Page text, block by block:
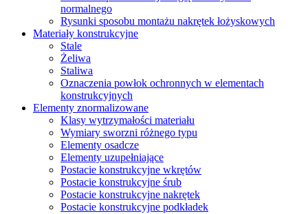
normalnego
Rysunki sposobu montażu nakrętek łożyskowych
Materiały konstrukcyjne
Stale
Żeliwa
Staliwa
Oznaczenia powłok ochronnych w elementach
konstrukcyjnych
Elementy znormalizowane
Klasy wytrzymałości materiału
Wymiary sworzni różnego typu
Elementy osadcze
Elementy uzupełniające
Postacie konstrukcyjne wkrętów
Postacie konstrukcyjne śrub
Postacie konstrukcyjne nakrętek
Postacie konstrukcyjne podkładek